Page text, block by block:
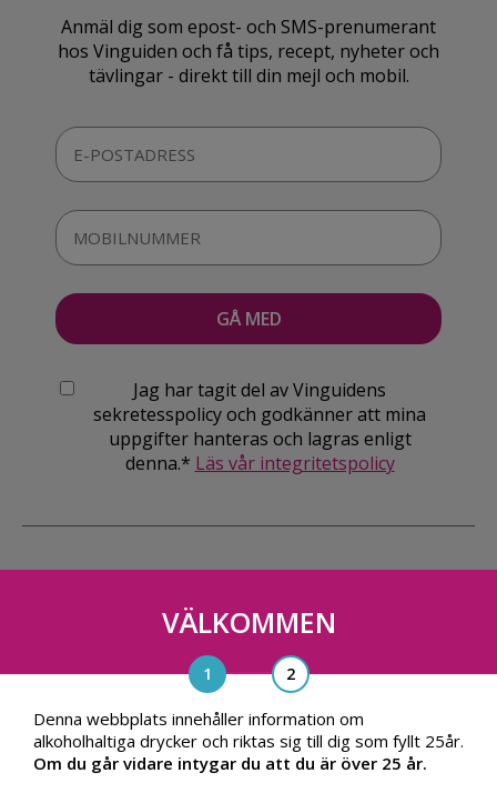
Anmäl dig som epost- och SMS-prenumerant
hos Vinguiden och få tips, recept, nyheter och
tävlingar - direkt till din mejl och mobil.
Jag har tagit del av Vinguidens
sekretesspolicy och godkänner att mina
uppgifter hanteras och lagras enligt
denna.* Läs vår integritetspolicy
Vinguiden Nordic AB
Blasieholmsgatan 4A, 111 48, Stockholm
info@vinguiden.com
VÄLKOMMEN
Denna webbplats innehåller information om
alkoholhaltiga drycker och riktas sig till dig som fyllt 25år.
Om du går vidare intygar du att du är över 25 år.